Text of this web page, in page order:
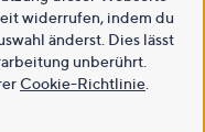
widerrufen, indem du
änderst. Dies lässt
unberührt.
Cookie-Richtlinie